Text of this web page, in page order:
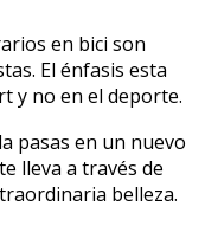
en bici son
El énfasis esta
y no en el deporte.
pasas en un nuevo
lleva a través de
belleza.